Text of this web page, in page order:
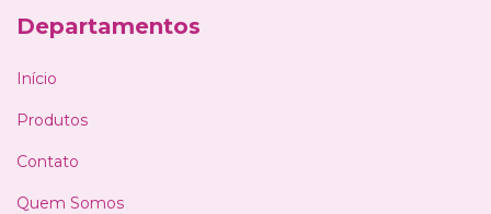
Departamentos
Início
Produtos
Contato
Quem Somos